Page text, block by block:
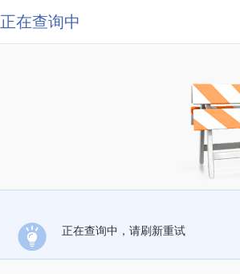
正在查询中
正在查询中，请刷新重试